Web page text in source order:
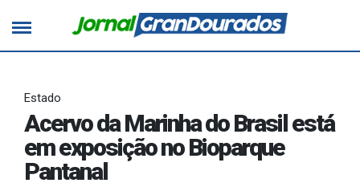
Estado
Acervo da Marinha do Brasil está
em exposição no Bioparque
Pantanal